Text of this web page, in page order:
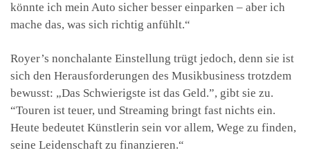
könnte ich mein Auto sicher besser einparken – aber ich
mache das, was sich richtig anfühlt.“
Royer’s nonchalante Einstellung trügt jedoch, denn sie ist
sich den Herausforderungen des Musikbusiness trotzdem
bewusst: „Das Schwierigste ist das Geld.”, gibt sie zu.
“Touren ist teuer, und Streaming bringt fast nichts ein.
Heute bedeutet Künstlerin sein vor allem, Wege zu finden,
seine Leidenschaft zu finanzieren.“